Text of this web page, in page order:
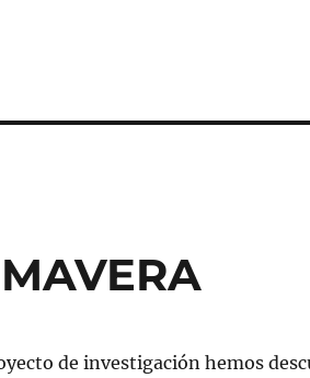
de investigación hemos